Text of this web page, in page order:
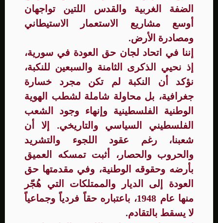
الضفة الغربية والقدس اللتين تواجهان
أوسع مشاريع الاستعمار الاستيطاني
ومصادرة الأرض.
إننا في اتحاد لجان حق العودة في سورية،
إذ نحيي الذكرى الثامنة والسبعين للنكبة،
نؤكد أن النكبة لم تكن مجرد خسارة
جغرافية، بل محاولة شاملة لشطب الهوية
الوطنية الفلسطينية وإنهاء وجود الشعب
الفلسطيني السياسي والتاريخي. إلا أن
شعبنا، رغم عقود اللجوء والتشريد
والحروب والحصار، أثبت تمسكه العميق
بأرضه وحقوقه الوطنية، وفي مقدمتها حق
العودة إلى الديار والممتلكات التي هُجّر
منها عام 1948، باعتباره حقاً فردياً وجماعياً
لا يسقط بالتقادم.